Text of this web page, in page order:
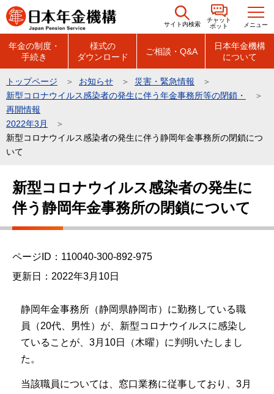
こ
の
の
先
頭
で
す
サイト内検索
チャット
ボット
メニュー
年金の制度・
手続き
様式の
ダウンロード
ご相談・Q&A
日本年金機構
について
トップページ お知らせ
災害・緊急情報
新型コロナウイルス感染者の発生に伴う年金事務所等の閉鎖・
再開情報
2022年3月
新型コロナウイルス感染者の発生に伴う静岡年金事務所の閉鎖につ
いて
新型コロナウイルス感染者の発生に
伴う静岡年金事務所の閉鎖について
ページID：110040-300-892-975
更新日：2022年3月10日
静岡年金事務所（静岡県静岡市）に勤務している職
員（20代、男性）が、新型コロナウイルスに感染し
ていることが、3月10日（木曜）に判明いたしまし
た。
当該職員については、窓口業務に従事しており、3月